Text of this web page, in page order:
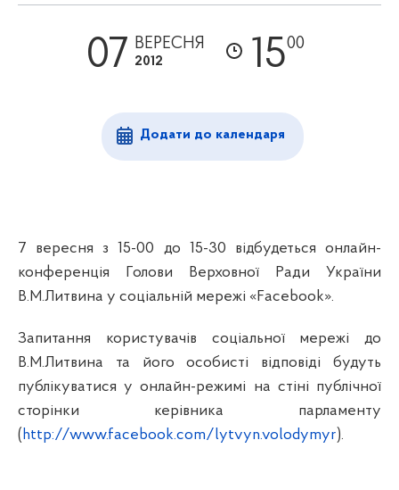
07 ВЕРЕСНЯ
2012 1500
Додати до календаря
7 вересня з 15-00 до 15-30 відбудеться онлайн-
конференція Голови Верховної Ради України
В.М.Литвина у соціальній мережі «Facebook».
Запитання користувачів соціальної мережі до
В.М.Литвина та його особисті відповіді будуть
публікуватися у онлайн-режимі на стіні публічної
сторінки керівника парламенту
(http://www.facebook.com/lytvyn.volodymyr).